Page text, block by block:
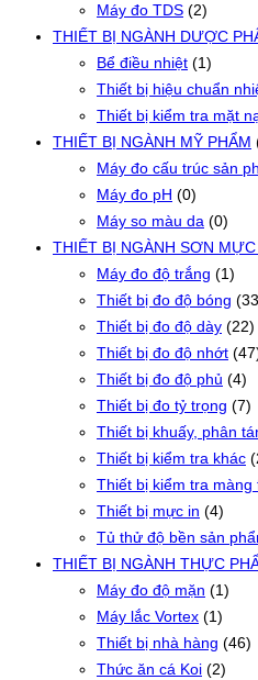
Máy đo TDS (2)
THIẾT BỊ NGÀNH DƯỢC
Bể điều nhiệt (1)
Thiết bị hiệu chuẩn
Thiết bị kiểm tra mặt
THIẾT BỊ NGÀNH MỸ PHẨM
Máy đo cấu trúc sản
Máy đo pH (0)
Máy so màu da (0)
THIẾT BỊ NGÀNH SƠN MỰC
Máy đo độ trắng (1)
Thiết bị đo độ bóng
Thiết bị đo độ dày (22)
Thiết bị đo độ nhớt
Thiết bị đo độ phủ (4)
Thiết bị đo tỷ trọng (7)
Thiết bị khuấy, phân
Thiết bị kiểm tra khác
Thiết bị kiểm tra màng
Thiết bị mực in (4)
Tủ thử độ bền sản
THIẾT BỊ NGÀNH THỰC
Máy đo độ mặn (1)
Máy lắc Vortex (1)
Thiết bị nhà hàng (46)
Thức ăn cá Koi (2)